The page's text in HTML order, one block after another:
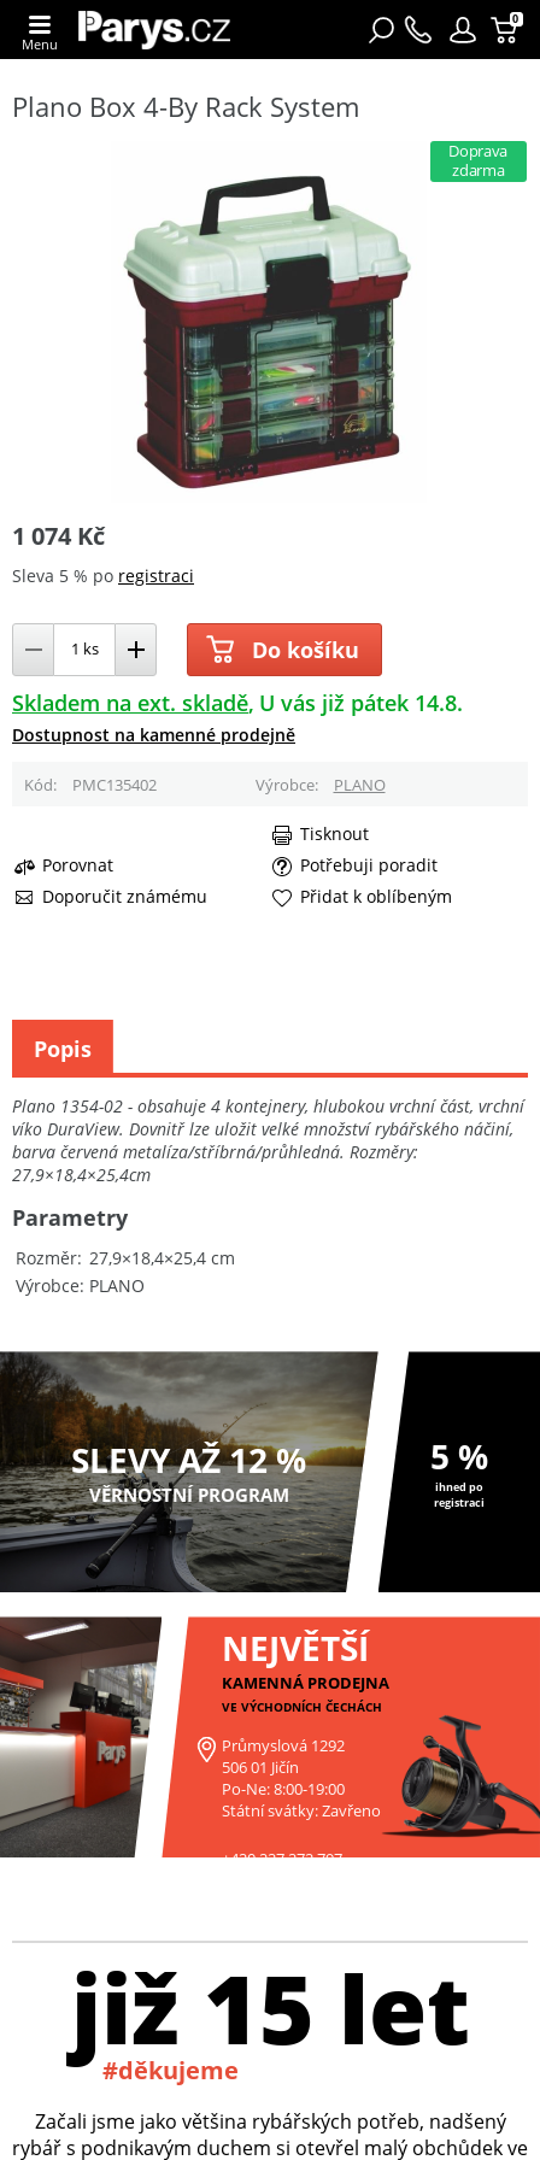
0
Menu
Plano Box 4-By Rack System
Doprava
zdarma
1 074 Kč
Sleva 5 % po registraci
Do košíku
Skladem na ext. skladě U vás již pátek 14.8.
Dostupnost na kamenné prodejně
Kód PMC135402 Výrobce PLANO
Porovnat
Potřebuji poradit
Doporučit známému
Tisknout
Přidat k oblíbeným
Plano 1354-02 - obsahuje 4 kontejnery, hlubokou vrchní část, vrchní
víko DuraView. Dovnitř lze uložit velké množství rybářského náčiní,
barva červená metalíza/stříbrná/průhledná. Rozměry:
27,9×18,4×25,4cm
Rozměr 27,9×18,4×25,4 cm
Výrobce PLANO
Parametry
Popis
SLEVY AŽ 12 %
VĚRNOSTNÍ PROGRAM
5 %
ihned po
registraci
NEJVĚTŠÍ
KAMENNÁ PRODEJNA
VE VÝCHODNÍCH ČECHÁCH
Průmyslová 1292
506 01 Jičín
Po-Ne: 8:00-19:00
Státní svátky: Zavřeno
+420 227 272 797
již 15 let
#děkujeme
Začali jsme jako většina rybářských potřeb, nadšený
rybář s podnikavým duchem si otevřel malý obchůdek ve